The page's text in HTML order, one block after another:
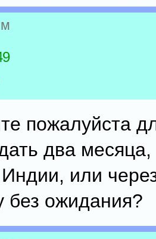
м
пожалуйста
два месяца,
или
без ожидания?